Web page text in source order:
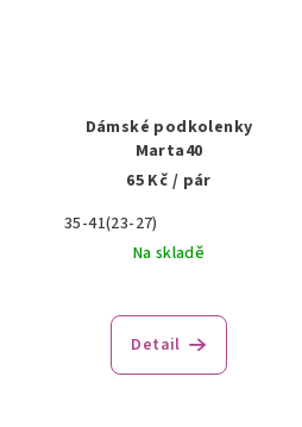
Dámské podkolenky
Marta40
65 Kč / pár
35-41(23-27)
Na skladě
Detail